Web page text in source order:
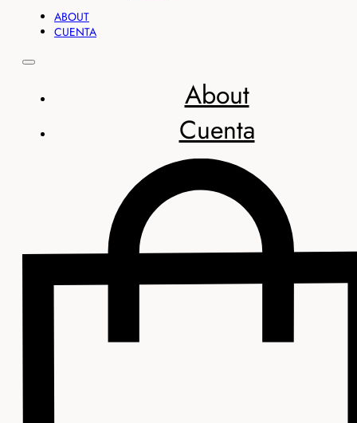
ABOUT
CUENTA
About
Cuenta